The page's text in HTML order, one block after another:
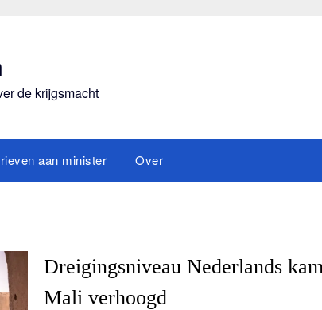
de krijgsmacht
aan minister Over
Dreigingsniveau Nederlands
Mali verhoogd